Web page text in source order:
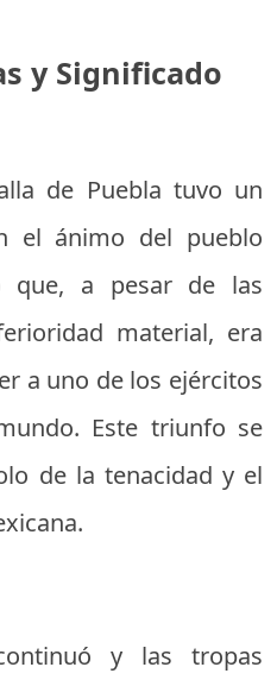
y Significado
de Puebla tuvo un
el ánimo del pueblo
que, a pesar de las
material, era
a uno de los ejércitos
Este triunfo se
de la tenacidad y el
y las tropas